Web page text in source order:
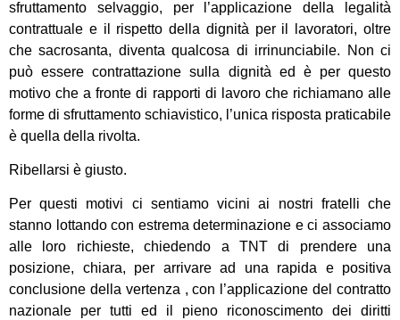
sfruttamento selvaggio, per l’applicazione della legalità
contrattuale e il rispetto della dignità per il lavoratori, oltre
che sacrosanta, diventa qualcosa di irrinunciabile. Non ci
può essere contrattazione sulla dignità ed è per questo
motivo che a fronte di rapporti di lavoro che richiamano alle
forme di sfruttamento schiavistico, l’unica risposta praticabile
è quella della rivolta.
Ribellarsi è giusto.
Per questi motivi ci sentiamo vicini ai nostri fratelli che
stanno lottando con estrema determinazione e ci associamo
alle loro richieste, chiedendo a TNT di prendere una
posizione, chiara, per arrivare ad una rapida e positiva
conclusione della vertenza , con l’applicazione del contratto
nazionale per tutti ed il pieno riconoscimento dei diritti